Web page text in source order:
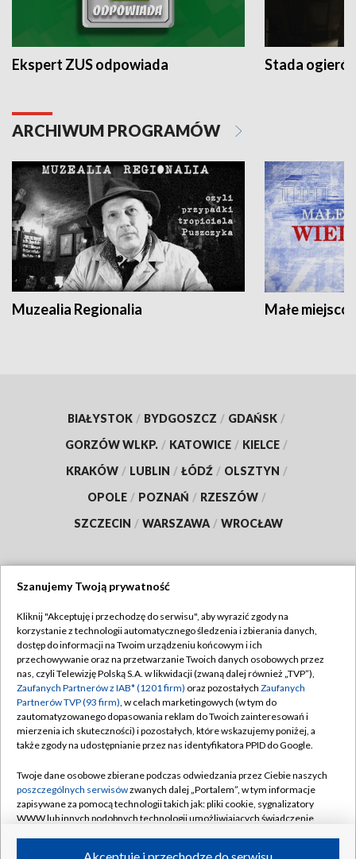
Ekspert ZUS odpowiada Stada
ARCHIWUM PROGRAMÓW
Muzealia Regionalia Małe
BIAŁYSTOK / BYDGOSZCZ / GDAŃSK /
GORZÓW WLKP. / KATOWICE / KIELCE /
KRAKÓW / LUBLIN / ŁÓDŹ / OLSZTYN /
OPOLE / POZNAŃ / RZESZÓW /
SZCZECIN / WARSZAWA / WROCŁAW
TVP
Abonament TVP
Emisja w TVP
Centrum informacji TVP
Naziemna Telewizja Cyfrowa
Rada Programowa
System NOS
Informacje o nadawcy
Regulamin TVP
Polityka prywatności
Moje zgody
Pomoc
Kontakt
Kanały
Szanujemy Twoją prywatność
Kliknij "Akceptuję i przechodzę do serwisu", aby wyrazić zgody na
korzystanie z technologii automatycznego śledzenia i zbierania danych,
dostęp do informacji na Twoim urządzeniu końcowym i ich
przechowywanie oraz na przetwarzanie Twoich danych osobowych przez
nas, czyli Telewizję Polską S.A. w likwidacji (zwaną dalej również „TVP”),
Zaufanych Partnerów z IAB* (1201 firm) oraz pozostałych Zaufanych
Partnerów TVP (93 firm), w celach marketingowych (w tym do
zautomatyzowanego dopasowania reklam do Twoich zainteresowań i
mierzenia ich skuteczności) i pozostałych, które wskazujemy poniżej, a
także zgody na udostępnianie przez nas identyfikatora PPID do Google.
Twoje dane osobowe zbierane podczas odwiedzania przez Ciebie naszych
poszczególnych serwisówzwanych dalej „Portalem”, w tym informacje
zapisywane za pomocą technologii takich jak: pliki cookie, sygnalizatory
WWW lub innych podobnych technologii umożliwiających świadczenie